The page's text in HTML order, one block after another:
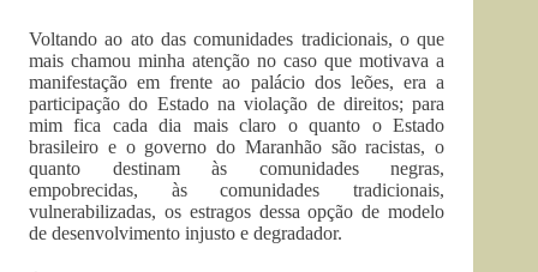
Voltando ao ato das comunidades tradicionais, o que
mais chamou minha atenção no caso que motivava a
manifestação em frente ao palácio dos leões, era a
participação do Estado na violação de direitos; para
mim fica cada dia mais claro o quanto o Estado
brasileiro e o governo do Maranhão são racistas, o
quanto destinam às comunidades negras,
empobrecidas, às comunidades tradicionais,
vulnerabilizadas, os estragos dessa opção de modelo
de desenvolvimento injusto e degradador.